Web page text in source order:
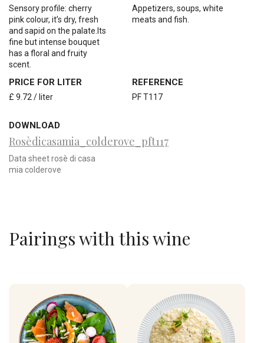
Sensory profile: cherry
pink colour, it’s dry, fresh
and sapid on the palate.Its
fine but intense bouquet
has a floral and fruity
scent.
Appetizers, soups, white
meats and fish.
PRICE FOR LITER
£ 9.72 / liter
REFERENCE
PF T117
DOWNLOAD
Rosèdicasamia_colderove_pft117
Data sheet rosè di casa
mia colderove
Pairings with this wine